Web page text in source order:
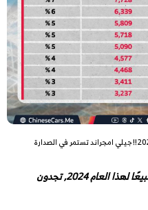
ومن خلال تقرير أكثر عشر سيارات صينية مبيعًا لهذا العام 2024, تجدون